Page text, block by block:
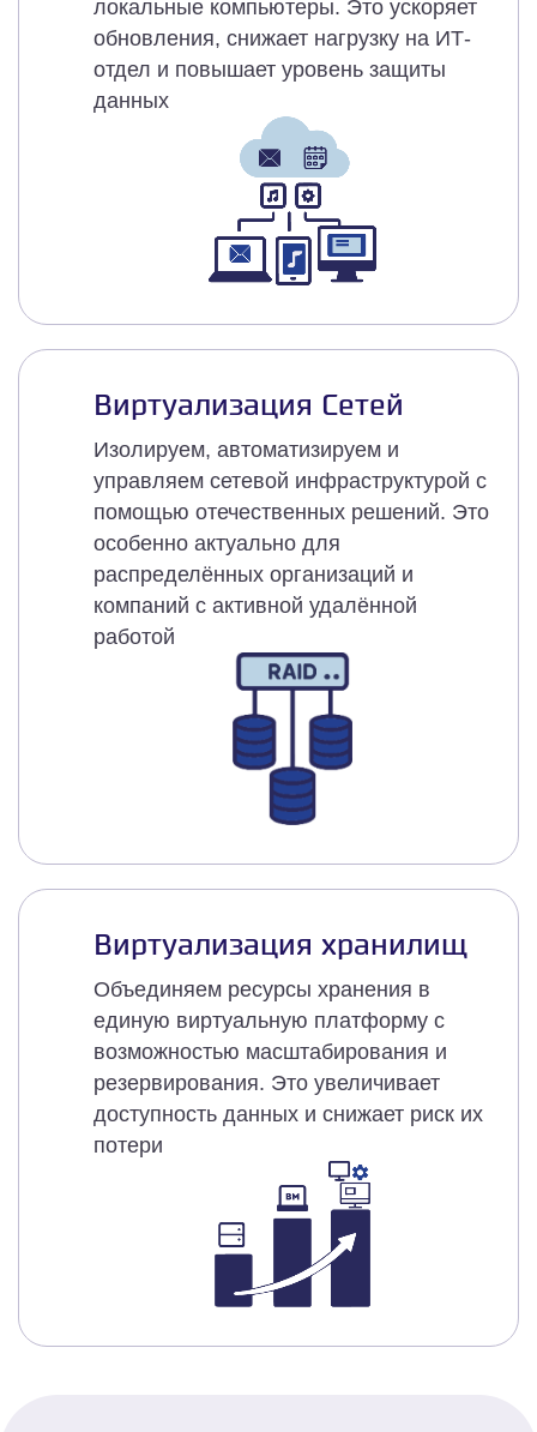
локальные компьютеры. Это ускоряет
обновления, снижает нагрузку на ИТ-
отдел и повышает уровень защиты
данных
Виртуализация Сетей
Изолируем, автоматизируем и
управляем сетевой инфраструктурой с
помощью отечественных решений. Это
особенно актуально для
распределённых организаций и
компаний с активной удалённой
работой
Виртуализация хранилищ
Объединяем ресурсы хранения в
единую виртуальную платформу с
возможностью масштабирования и
резервирования. Это увеличивает
доступность данных и снижает риск их
потери